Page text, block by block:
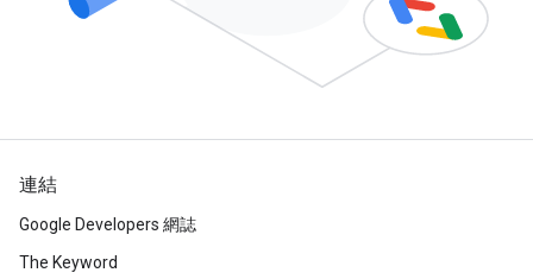
連結
Google Developers 網誌
The Keyword